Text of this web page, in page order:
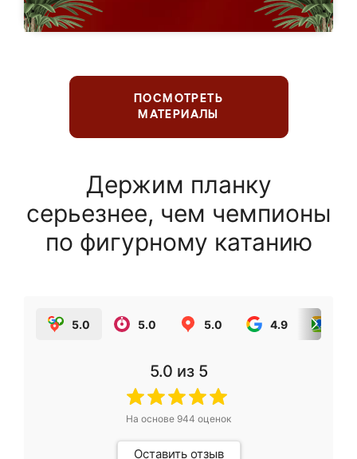
ПОСМОТРЕТЬ
МАТЕРИАЛЫ
Держим планку
серьезнее, чем чемпионы
по фигурному катанию
5.0 5.0 5.0 4.9
5.0 из 5
На основе 944 оценок
Оставить отзыв